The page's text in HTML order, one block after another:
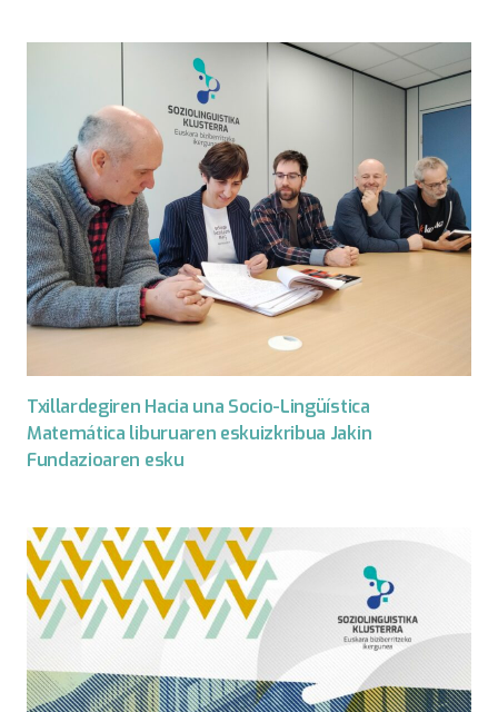
Txillardegiren Hacia una Socio-Lingüística
Matemática liburuaren eskuizkribua Jakin
Fundazioaren esku